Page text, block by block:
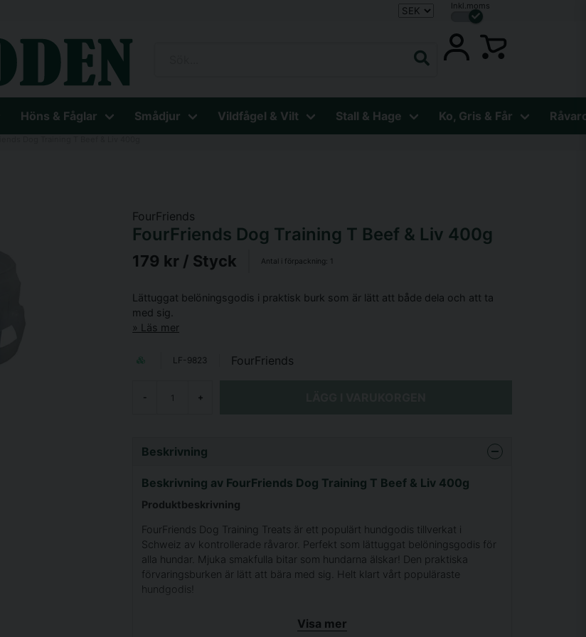
Inkl.moms
Höns & Fåglar Smådjur Vildfågel & Vilt Stall & Hage Ko, Gris & Får
FourFriends
FourFriends Dog Training T Beef & Liv 400g
179 kr / Styck Antal i förpackning: 1
Lättuggat belöningsgodis i praktisk burk som är lätt att både dela och att ta
med sig.
Läs mer
LF-9823 FourFriends
- +
Beskrivning
Beskrivning av FourFriends Dog Training T Beef & Liv 400g
Produktbeskrivning
FourFriends Dog Training Treats är ett populärt hundgodis tillverkat i
Schweiz av kontrollerade råvaror. Perfekt som lättuggat belöningsgodis för
alla hundar. Mjuka smakfulla bitar som hundarna älskar! Den praktiska
förvaringsburken är lätt att bära med sig. Helt klart vårt populäraste
hundgodis!
Visa mer